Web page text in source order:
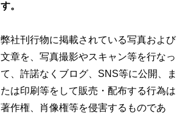
す。
弊社刊行物に掲載されている写真および
文章を、写真撮影やスキャン等を行なっ
て、許諾なくブログ、SNS等に公開、ま
たは印刷等をして販売・配布する行為は
著作権、肖像権等を侵害するものであ